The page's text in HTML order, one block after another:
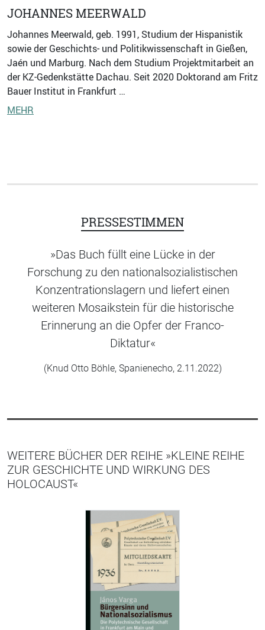
JOHANNES MEERWALD
Johannes Meerwald, geb. 1991, Studium der Hispanistik
sowie der Geschichts- und Politikwissenschaft in Gießen,
Jaén und Marburg. Nach dem Studium Projektmitarbeit an
der KZ-Gedenkstätte Dachau. Seit 2020 Doktorand am Fritz
Bauer Institut in Frankfurt …
MEHR
PRESSESTIMMEN
»Das Buch füllt eine Lücke in der
Forschung zu den nationalsozialistischen
Konzentrationslagern und liefert einen
weiteren Mosaikstein für die historische
Erinnerung an die Opfer der Franco-
Diktatur«
(Knud Otto Böhle, Spanienecho, 2.11.2022)
WEITERE BÜCHER DER REIHE »KLEINE REIHE
ZUR GESCHICHTE UND WIRKUNG DES
HOLOCAUST«